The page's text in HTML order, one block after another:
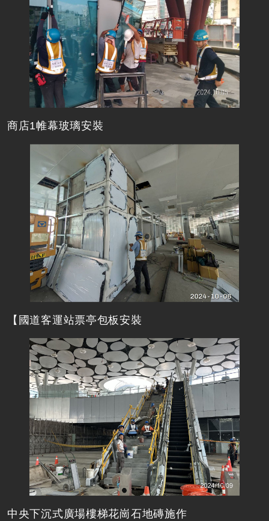
商店1帷幕玻璃安裝
【國道客運站票亭包板安裝
中央下沉式廣場樓梯花崗石地磚施作